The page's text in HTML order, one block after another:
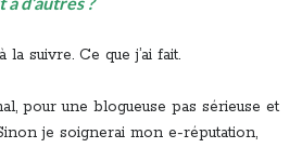
la suivre. Ce que j’ai fait.
pour une blogueuse pas sérieuse et
je soignerai mon e-réputation,